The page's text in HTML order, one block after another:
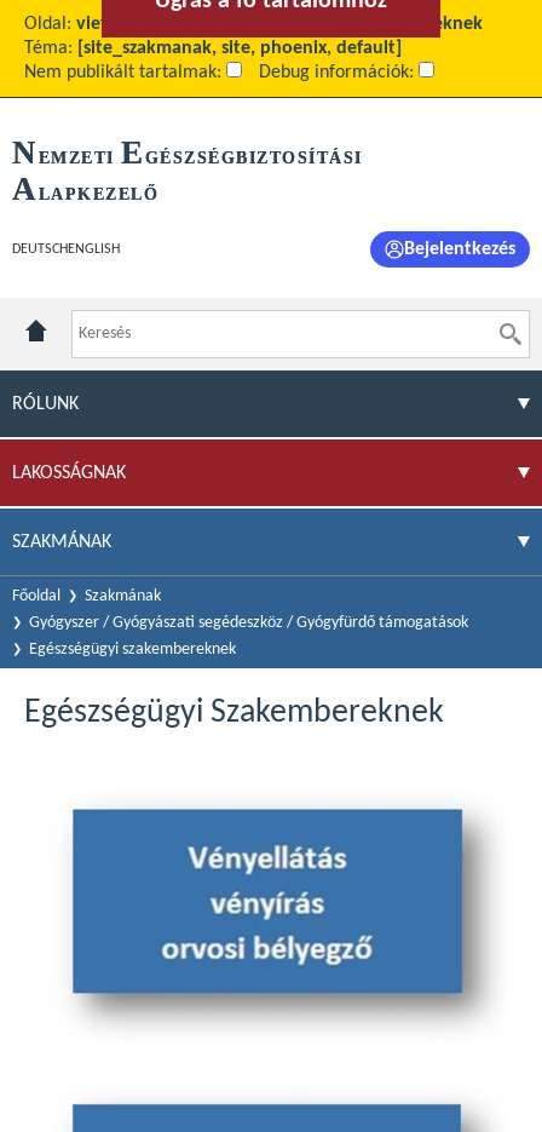
Oldal: view
Egészségügyi Szakembereknek
Téma:
[site_szakmanak, site, phoenix, default]
Nem publikált tartalmak:
Debug információk:
NEMZETI E GÉSZSÉGBIZTOSÍTÁSI
ALAPKEZELŐ
DEUTSCH ENGLISH Bejelentkezés
RÓLUNK
LAKOSSÁGNAK
SZAKMÁNAK
Főoldal
Szakmának
Gyógyszer / Gyógyászati segédeszköz / Gyógyfürdő támogatások
Egészségügyi szakembereknek
Egészségügyi Szakembereknek